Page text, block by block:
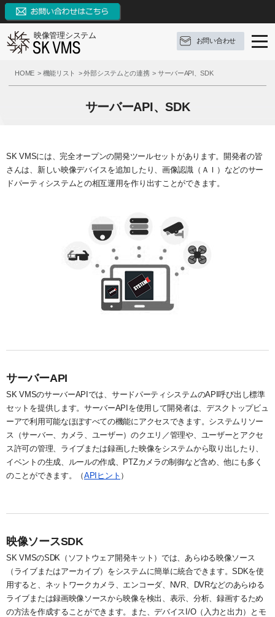
映像管理システム
お問い合わせ
SK VMSとは
構成例
価格（ライセンス体系）
9つの革新点
イベントとアクション
ライブの再生とカメラ操作
録画映像のバックアップ
サポート
定期配信メールのご登録
資料ダウンロード
システム・ケイAIサイトへ
NVR(ネットワークビデオレコーダー)サイトへ
HOME 機能リスト 外部システムとの連携 サーバーAPI、SDK
サーバーAPI、SDK
SK VMSには、完全オープンの開発ツールセットがあります。開発者の皆
さんは、新しい映像デバイスを追加したり、画像認識（ＡＩ）などのサー
ドパーティシステムとの相互運用を作り出すことができます。
サーバーAPI
SK VMSのサーバーAPIでは、サードパーティシステムのAPI呼び出し標準
セットを提供します。サーバーAPIを使用して開発者は、デスクトップビュ
ーアで利用可能なほぼすべての機能にアクセスできます。システムリソー
ス（サーバー、カメラ、ユーザー）のクエリ／管理や、ユーザーとアクセ
ス許可の管理、ライブまたは録画した映像をシステムから取り出したり、
イベントの生成、ルールの作成、PTZカメラの制御など含め、他にも多く
のことができます。（APIヒント ）
映像ソースSDK
SK VMSのSDK（ソフトウェア開発キット）では、あらゆる映像ソース
（ライブまたはアーカイブ）をシステムに簡単に統合できます。SDKを使
用すると、ネットワークカメラ、エンコーダ、NVR、DVRなどのあらゆる
ライブまたは録画映像ソースから映像を検出、表示、分析、録画するため
の方法を作成することができます。また、デバイスI/O（入力と出力）とモ